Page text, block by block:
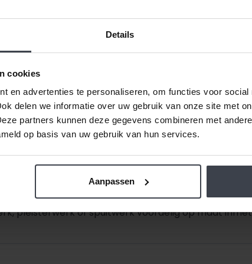
Details
cookies
en advertenties te personaliseren, om functies voor social
delen we informatie over uw gebruik van onze site met
partners kunnen deze gegevens combineren met
op basis van uw gebruik van hun services.
Aanpassen
Hoe snel is mijn
arrow_forward_ios
prijzen laag.Daarom zijn al onze extra services
houden we betaalbaar, zo spreken we samen
is -ongeacht de prijsverhogingen van
pleisterwerk of spuitwerk voordelig op maat